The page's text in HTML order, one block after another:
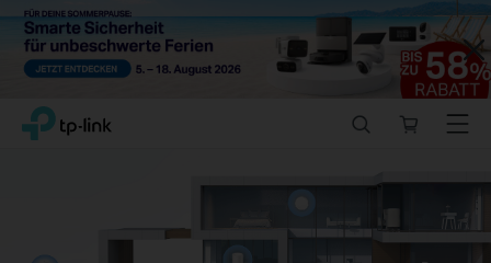
Close
ClickTP-Link, Reliably Smart
store
Menu